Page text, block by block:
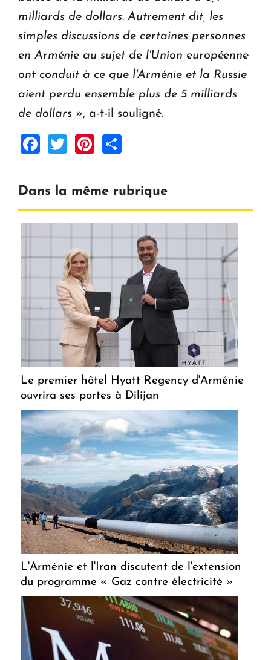
milliards de dollars. Autrement dit, les
simples discussions de certaines personnes
en Arménie au sujet de l'Union européenne
ont conduit à ce que l'Arménie et la Russie
aient perdu ensemble plus de 5 milliards
de dollars », a-t-il souligné.
Facebook
TwitterPinterest
Dans la même rubrique
Le premier hôtel Hyatt Regency d'Arménie
ouvrira ses portes à Dilijan
L'Arménie et l'Iran discutent de l'extension
du programme « Gaz contre électricité »